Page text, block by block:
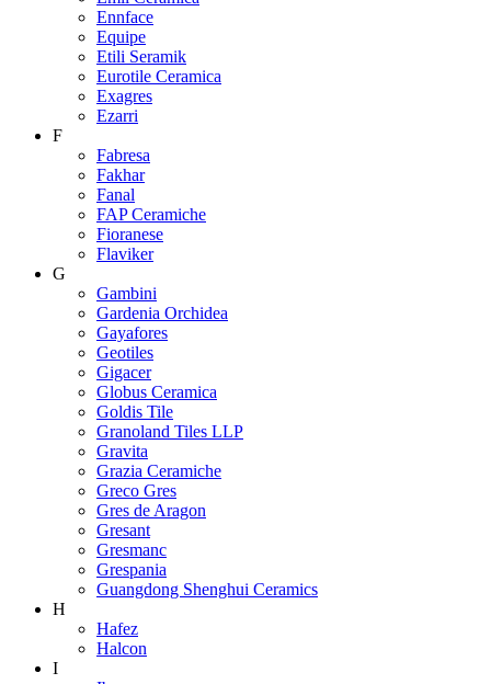
Ennface
Equipe
Etili Seramik
Eurotile Ceramica
Exagres
Ezarri
F
Fabresa
Fakhar
Fanal
FAP Ceramiche
Fioranese
Flaviker
G
Gambini
Gardenia Orchidea
Gayafores
Geotiles
Gigacer
Globus Ceramica
Goldis Tile
Granoland Tiles LLP
Gravita
Grazia Ceramiche
Greco Gres
Gres de Aragon
Gresant
Gresmanc
Grespania
Guangdong Shenghui Ceramics
H
Hafez
Halcon
I